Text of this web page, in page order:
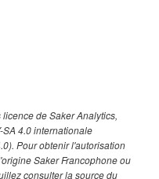
de Saker Analytics,
4.0 internationale
Pour obtenir l'autorisation
Saker Francophone ou
consulter la source du